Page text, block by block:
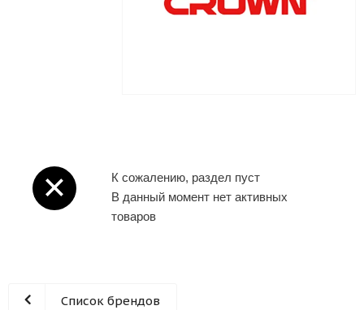
К сожалению, раздел пуст
В данный момент нет активных
товаров
Список брендов